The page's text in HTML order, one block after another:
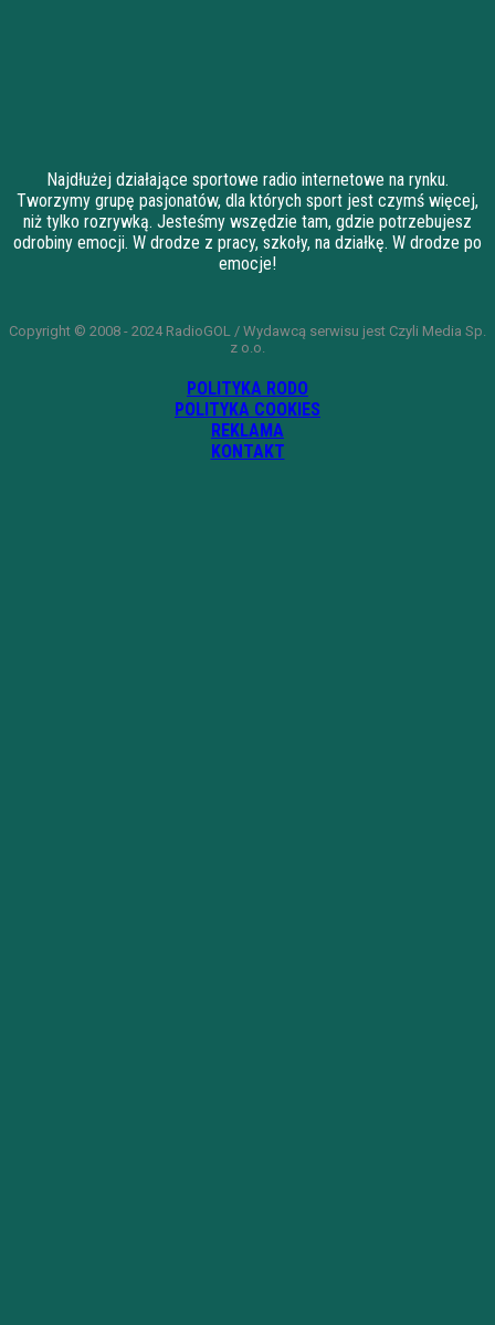
Najdłużej działające sportowe radio internetowe na rynku.
Tworzymy grupę pasjonatów, dla których sport jest czymś więcej,
niż tylko rozrywką. Jesteśmy wszędzie tam, gdzie potrzebujesz
odrobiny emocji. W drodze z pracy, szkoły, na działkę. W drodze po
emocje!
Copyright © 2008 - 2024 RadioGOL / Wydawcą serwisu jest Czyli Media Sp.
z o.o.
POLITYKA RODO
POLITYKA COOKIES
REKLAMA
KONTAKT